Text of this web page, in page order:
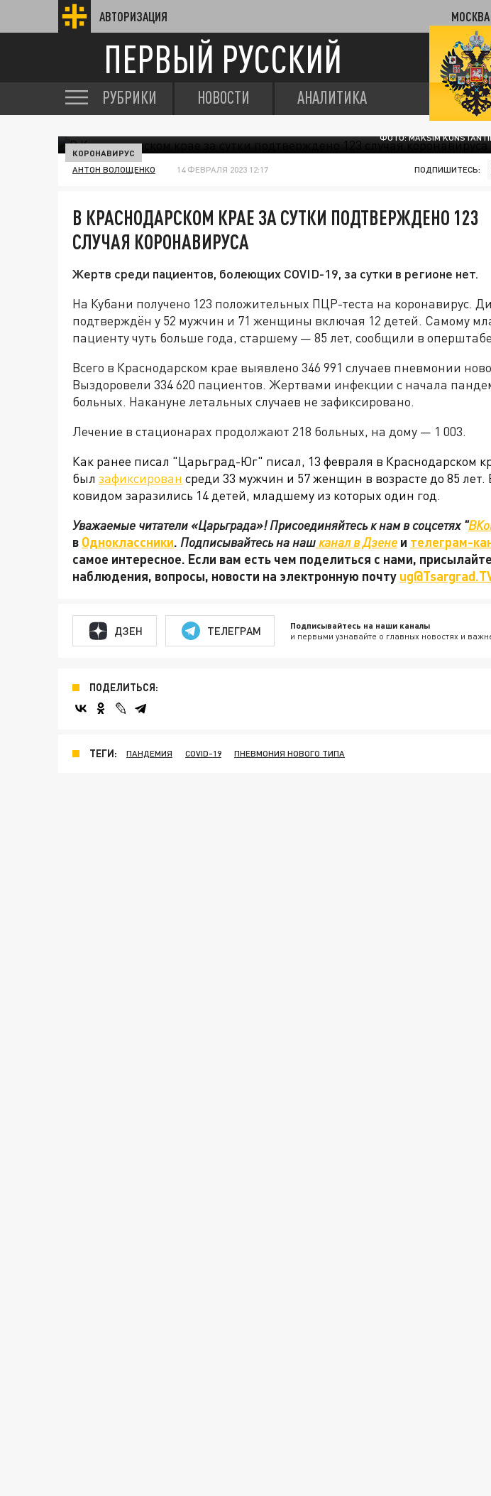
АВТОРИЗАЦИЯ МОСКВА
ПЕРВЫЙ РУССКИЙ
РУБРИКИ НОВОСТИ АНАЛИТИКА
ФОТО: MAKSIM
КОРОНАВИРУС
АНТОН ВОЛОЩЕНКО 14 ФЕВРАЛЯ 2023 12:17 ПОДПИШИТЕСЬ:
В КРАСНОДАРСКОМ КРАЕ ЗА СУТКИ ПОДТВЕРЖДЕНО 123
СЛУЧАЯ КОРОНАВИРУСА
Жертв среди пациентов, болеющих COVID-19, за сутки в регионе нет.
На Кубани получено 123 положительных ПЦР-теста на коронавирус.
подтверждён у 52 мужчин и 71 женщины включая 12 детей. Самому
пациенту чуть больше года, старшему — 85 лет, сообщили в
Всего в Краснодарском крае выявлено 346 991 случаев пневмонии
Выздоровели 334 620 пациентов. Жертвами инфекции с начала
больных. Накануне летальных случаев не зафиксировано.
Лечение в стационарах продолжают 218 больных, на дому — 1 003.
Как ранее писал "Царьград-Юг" писал, 13 февраля в Краснодарском
был зафиксирован среди 33 мужчин и 57 женщин в возрасте до 85 лет.
ковидом заразились 14 детей, младшему из которых один год.
Уважаемые читатели «Царьграда»! Присоединяйтесь к нам в соцсетях "
в Одноклассники. Подписывайтесь на нашканал в Дзене и телеграм-
самое интересное. Если вам есть чем поделиться с нами,
наблюдения, вопросы, новости на электронную почту
ДЗЕН ТЕЛЕГРАМ Подписывайтесь на наши каналы
и первыми узнавайте о главных новостях и
ПОДЕЛИТЬСЯ:
ТЕГИ: ПАНДЕМИЯ COVID-19 ПНЕВМОНИЯ НОВОГО ТИПА